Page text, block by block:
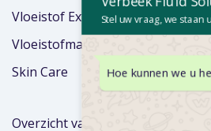
Vloeistof Extra’s
Vloeistofmanagement
Skin Care
Overzicht van merken
Stel uw vraag, we staan
Hoe kunnen we u